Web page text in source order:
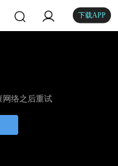
下载APP
网络之后重试